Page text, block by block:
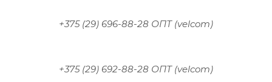
+375 (29) 696-88-28 ОПТ (velcom)
+375 (29) 692-88-28 ОПТ (velcom)